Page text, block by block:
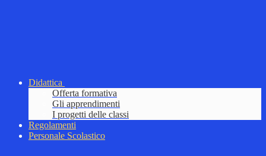
Didattica
Offerta formativa
Gli apprendimenti
I progetti delle classi
Regolamenti
Personale Scolastico